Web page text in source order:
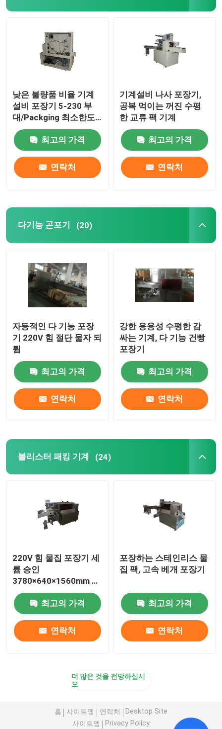
낮은 불량품 비율 기계
설비 포장기 5-230 부
대/Packging 최소한도
속도
최고의 가격
연락처
기계설비 나사 포장기,
공복 먹이는 꺼진 수평
한 교류 팩 기계
최고의 가격
연락처
다기능 곤포기 (20)
자동적인 다 기능 포장
기 220V 힘 절단 물자 되
튐
최고의 가격
연락처
강한 응용성 수평한 감
싸는 기계, 다 기능 건빵
포장기
최고의 가격
연락처
블리스터 패킹 기계 (24)
220V 힘 물집 포장기 세
륨 승인
3780×640×1560mm 전
반적인 크기
최고의 가격
연락처
포장하는 스테인리스 물
집 팩, 고속 베개 포장기
최고의 가격
연락처
더 많은 것을 전망하십시
오
홈 사이트맵 연락처
Desktop Site
사이트맵
Privacy Policy